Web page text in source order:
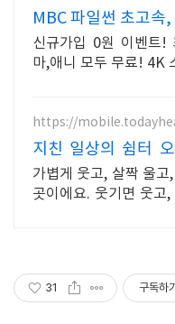
MBC 파일썬 초고속,
기!
신규가입 0원 이벤트!
마,애니 모두 무료! 4K
https://
지친 일상의 쉼터
힐링타임
가볍게 웃고, 살짝 울고
곳이에요. 웃기면 웃고,
31 구독하기